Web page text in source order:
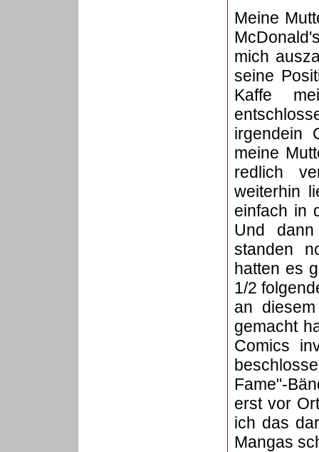
Meine
mich
seine
Kaffe
irgendein
meine
redlich
weiterhin
einfach in
Und
standen
hatten es
1/2
an
gemacht
Comics
Fame"-
erst vor
ich das
Mangas